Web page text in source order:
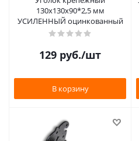
130х130х90*2,5 мм
УСИЛЕННЫЙ оцинкованный
129 руб./шт
В корзину